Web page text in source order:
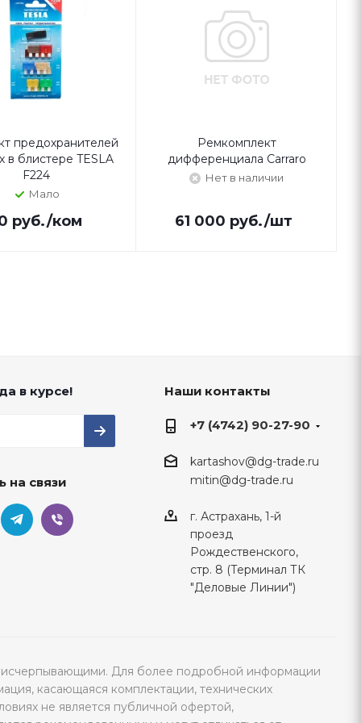
предохранителей
в блистере TESLA
F224
Мало
руб./ком
Ремкомплект
дифференциала Carraro
Нет в наличии
61 000 руб./шт
в курсе!
на связи
Наши контакты
+7 (4742) 90-27-90
kartashov@dg-trade.ru
mitin@dg-trade.ru
г. Астрахань, 1-й
проезд
Рождественского,
стр. 8 (Терминал ТК
"Деловые Линии")
исчерпывающими. Для более подробной информации
касающаяся комплектации, технических
не является публичной офертой,